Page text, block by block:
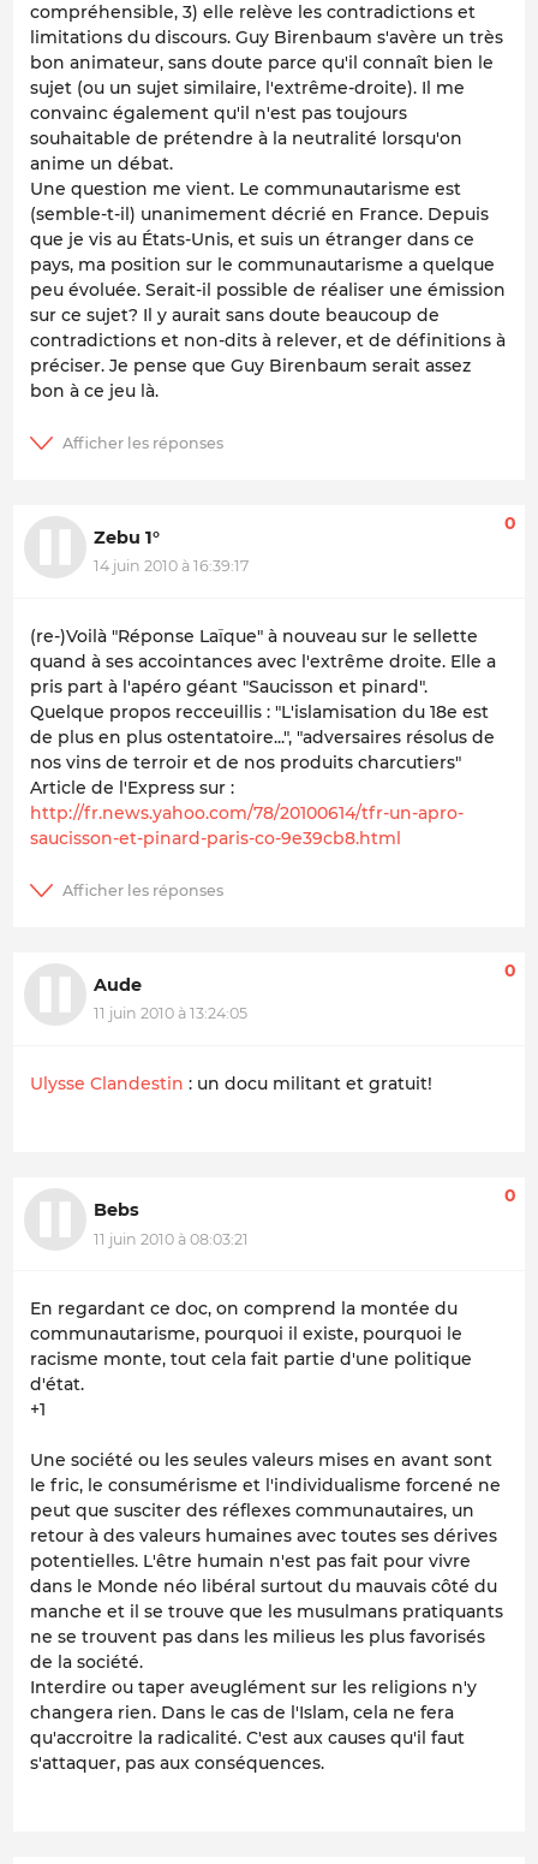
compréhensible, 3) elle relève les contradictions et
limitations du discours. Guy Birenbaum s'avère un très
bon animateur, sans doute parce qu'il connaît bien le
sujet (ou un sujet similaire, l'extrême-droite). Il me
convainc également qu'il n'est pas toujours
souhaitable de prétendre à la neutralité lorsqu'on
anime un débat.
Une question me vient. Le communautarisme est
(semble-t-il) unanimement décrié en France. Depuis
que je vis au États-Unis, et suis un étranger dans ce
pays, ma position sur le communautarisme a quelque
peu évoluée. Serait-il possible de réaliser une émission
sur ce sujet? Il y aurait sans doute beaucoup de
contradictions et non-dits à relever, et de définitions à
préciser. Je pense que Guy Birenbaum serait assez
bon à ce jeu là.
Zebu 1°
14 juin 2010 à 16:39:17
0
(re-)Voilà "Réponse Laïque" à nouveau sur le sellette
quand à ses accointances avec l'extrême droite. Elle a
pris part à l'apéro géant "Saucisson et pinard".
Quelque propos recceuillis : "L'islamisation du 18e est
de plus en plus ostentatoire...", "adversaires résolus de
nos vins de terroir et de nos produits charcutiers"
Article de l'Express sur :
http://fr.news.yahoo.com/78/20100614/tfr-un-apro-
saucisson-et-pinard-paris-co-9e39cb8.html
Aude
11 juin 2010 à 13:24:05
0
Ulysse Clandestin : un docu militant et gratuit!
Bebs
11 juin 2010 à 08:03:21
0
En regardant ce doc, on comprend la montée du
communautarisme, pourquoi il existe, pourquoi le
racisme monte, tout cela fait partie d'une politique
d'état.
+1
Une société ou les seules valeurs mises en avant sont
le fric, le consumérisme et l'individualisme forcené ne
peut que susciter des réflexes communautaires, un
retour à des valeurs humaines avec toutes ses dérives
potentielles. L'être humain n'est pas fait pour vivre
dans le Monde néo libéral surtout du mauvais côté du
manche et il se trouve que les musulmans pratiquants
ne se trouvent pas dans les milieus les plus favorisés
de la société.
Interdire ou taper aveuglément sur les religions n'y
changera rien. Dans le cas de l'Islam, cela ne fera
qu'accroitre la radicalité. C'est aux causes qu'il faut
s'attaquer, pas aux conséquences.